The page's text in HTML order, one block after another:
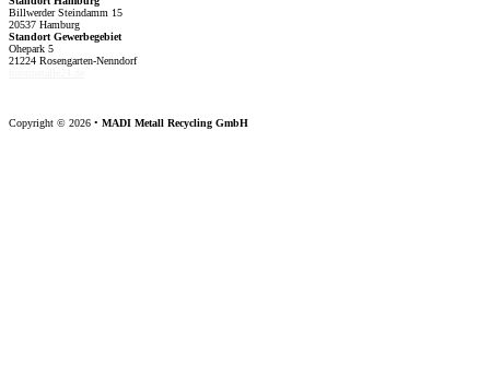
Billwerder Steindamm 15
20537 Hamburg
Standort Gewerbegebiet
Ohepark 5
21224 Rosengarten-Nenndorf
Copyright © 2026 • MADI Metall Recycling GmbH